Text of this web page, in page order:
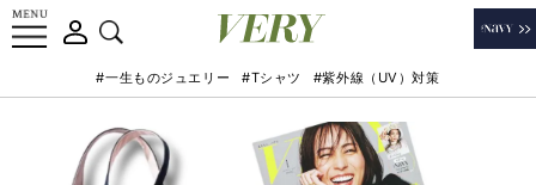
#一生ものジュエリー #Tシャツ #紫外線（UV）対策